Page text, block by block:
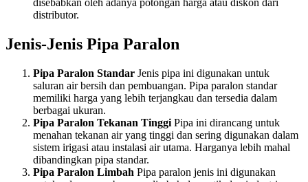
disebabkan oleh adanya potongan harga atau diskon dari
distributor.
Jenis-Jenis Pipa Paralon
Pipa Paralon Standar Jenis pipa ini digunakan untuk
saluran air bersih dan pembuangan. Pipa paralon standar
memiliki harga yang lebih terjangkau dan tersedia dalam
berbagai ukuran.
Pipa Paralon Tekanan Tinggi Pipa ini dirancang untuk
menahan tekanan air yang tinggi dan sering digunakan dalam
sistem irigasi atau instalasi air utama. Harganya lebih mahal
dibandingkan pipa standar.
Pipa Paralon Limbah Pipa paralon jenis ini digunakan